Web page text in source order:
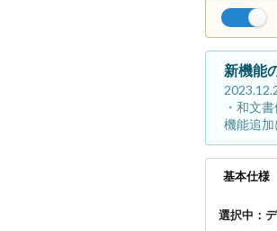
新機能
・和文
機能追加
基本仕様
選択中：